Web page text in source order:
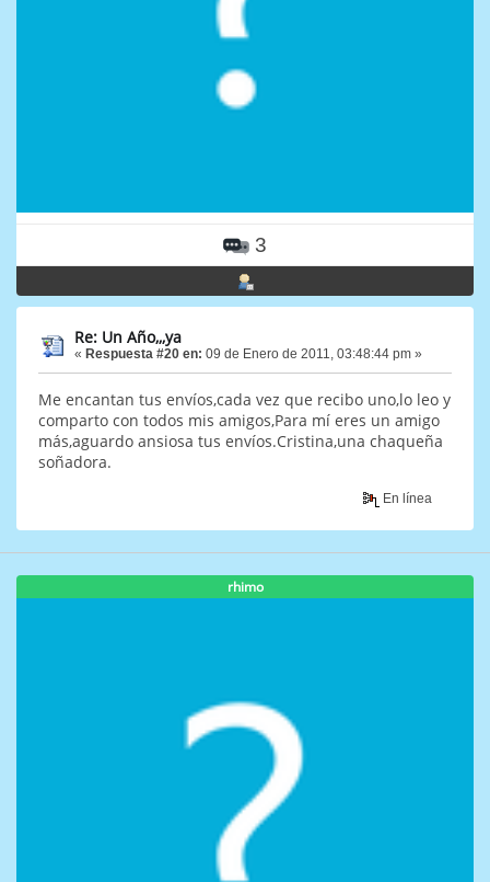
3
Re: Un Año,,,ya
« Respuesta #20 en: 09 de Enero de 2011, 03:48:44 pm »
Me encantan tus envíos,cada vez que recibo uno,lo leo y
comparto con todos mis amigos,Para mí eres un amigo
más,aguardo ansiosa tus envíos.Cristina,una chaqueña
soñadora.
En línea
rhimo